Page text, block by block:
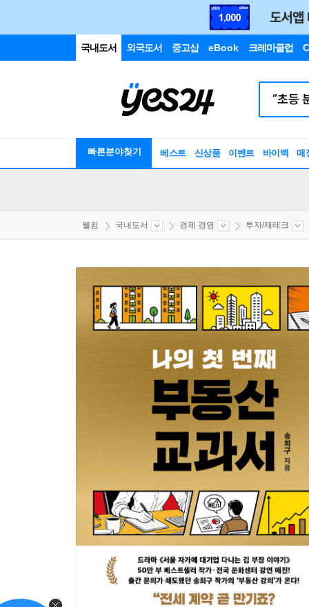
국내도서 외국도서 중고샵 eBook 크레마클럽
빠른분야찾기 베스트 신상품 이벤트 바이백 매
웰컴 국내도서 경제 경영 투자/재테크